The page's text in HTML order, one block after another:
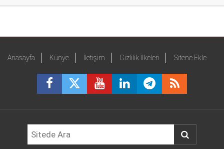
Anasayfa Künye İletişim Gizlilik İlkeleri Sitene Ekle